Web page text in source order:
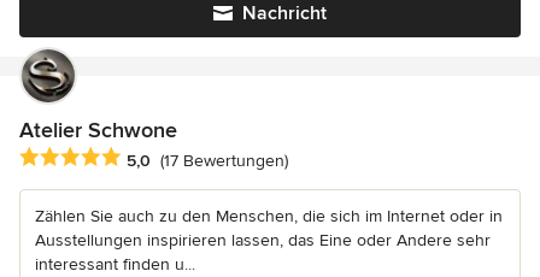
Nachricht
Atelier Schwone
Durchschnittliche Bewertung: 5 von 5 Sternen
5,0 (17 Bewertungen)
Zählen Sie auch zu den Menschen, die sich im Internet oder in
Ausstellungen inspirieren lassen, das Eine oder Andere sehr
interessant finden u...